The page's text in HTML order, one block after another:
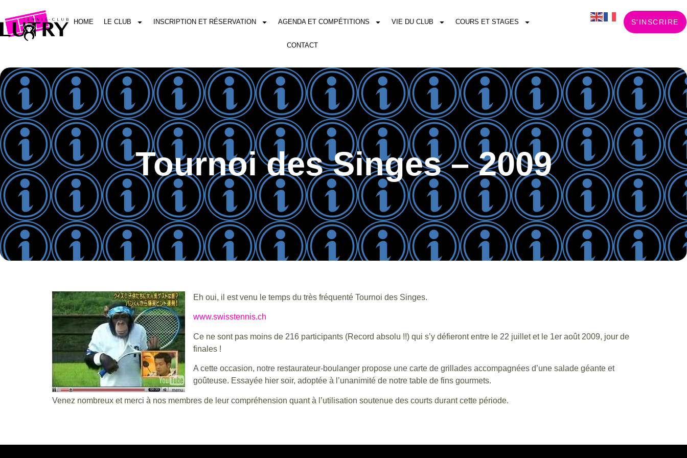
HOME LE CLUB INSCRIPTION ET RÉSERVATION AGENDA ET COMPÉTITIONS VIE DU CLUB COURS ET STAGES
CONTACT
S'INSCRIRE
Tournoi des Singes – 2009
Eh oui, il est venu le temps du très fréquenté Tournoi des Singes.
www.swisstennis.ch
Ce ne sont pas moins de 216 participants (Record absolu !!) qui s’y défieront entre le 22 juillet et le 1er août 2009, jour de
finales !
A cette occasion, notre restaurateur-boulanger propose une carte de grillades accompagnées d’une salade géante et
goûteuse. Essayée hier soir, adoptée à l’unanimité de notre table de fins gourmets.
Venez nombreux et merci à nos membres de leur compréhension quant à l’utilisation soutenue des courts durant cette période.